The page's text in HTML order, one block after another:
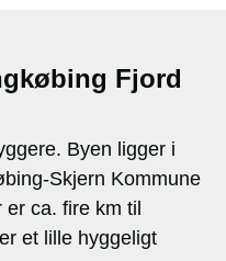
Fjord
Byen ligger i
Skjern Kommune
ca. fire km til
et lille hyggeligt